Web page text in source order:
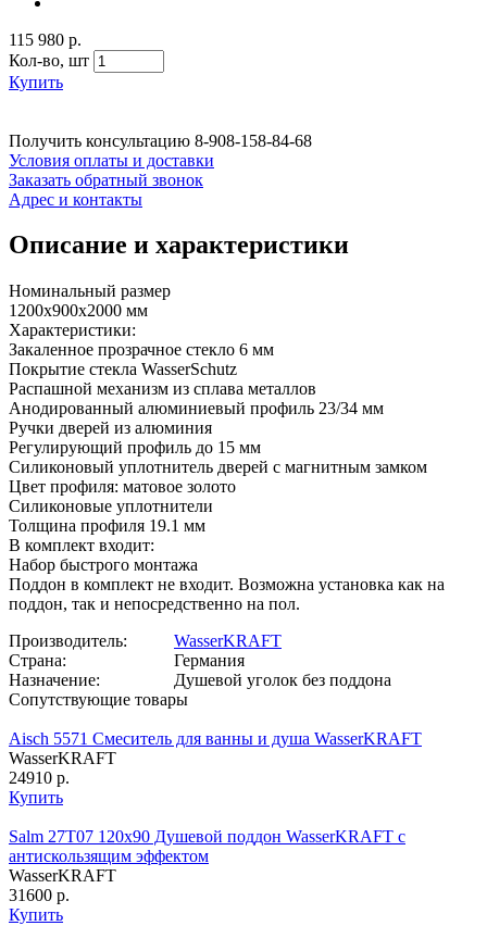
115 980 р.
Кол-во, шт
Купить
Получить консультацию 8-908-158-84-68
Условия оплаты и доставки
Заказать обратный звонок
Адрес и контакты
Описание и характеристики
Номинальный размер
1200x900х2000 мм
Характеристики:
Закаленное прозрачное стекло 6 мм
Покрытие стекла WasserSchutz
Распашной механизм из сплава металлов
Анодированный алюминиевый профиль 23/34 мм
Ручки дверей из алюминия
Регулирующий профиль до 15 мм
Силиконовый уплотнитель дверей с магнитным замком
Цвет профиля: матовое золото
Силиконовые уплотнители
Толщина профиля 19.1 мм
В комплект входит:
Набор быстрого монтажа
Поддон в комплект не входит. Возможна установка как на
поддон, так и непосредственно на пол.
Производитель:
WasserKRAFT
Страна:
Германия
Назначение:
Душевой уголок без поддона
Сопутствующие товары
Aisch 5571 Смеситель для ванны и душа WasserKRAFT
WasserKRAFT
24910 р.
Купить
Salm 27T07 120х90 Душевой поддон WasserKRAFT с
антискользящим эффектом
WasserKRAFT
31600 р.
Купить